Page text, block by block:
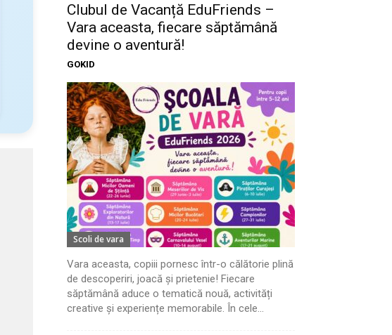
Clubul de Vacanță EduFriends –
Vara aceasta, fiecare săptămână
devine o aventură!
GOKID
Scoli de vara
Vara aceasta, copiii pornesc într-o călătorie plină
de descoperiri, joacă și prietenie! Fiecare
săptămână aduce o tematică nouă, activități
creative și experiențe memorabile. În cele...